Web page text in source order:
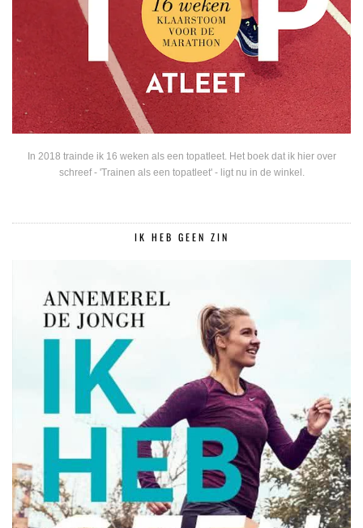
In 2018 trainde ik 16 weken als een topatleet. Het boek dat ik hier over
schreef - 'Trainen als een topatleet' - ligt nu in de winkel.
IK HEB GEEN ZIN